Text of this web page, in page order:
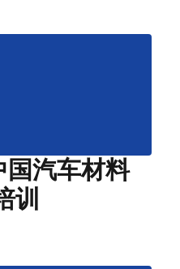
汽车材料
训